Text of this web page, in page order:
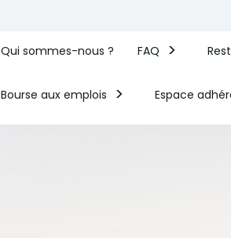
Qui sommes-nous ? FAQ
Bourse aux emplois Espace